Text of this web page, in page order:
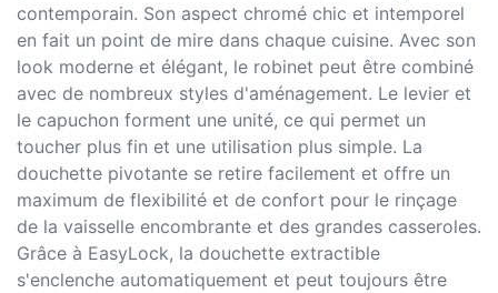
contemporain. Son aspect chromé chic et intemporel
en fait un point de mire dans chaque cuisine. Avec son
look moderne et élégant, le robinet peut être combiné
avec de nombreux styles d'aménagement. Le levier et
le capuchon forment une unité, ce qui permet un
toucher plus fin et une utilisation plus simple. La
douchette pivotante se retire facilement et offre un
maximum de flexibilité et de confort pour le rinçage
de la vaisselle encombrante et des grandes casseroles.
Grâce à EasyLock, la douchette extractible
s'enclenche automatiquement et peut toujours être